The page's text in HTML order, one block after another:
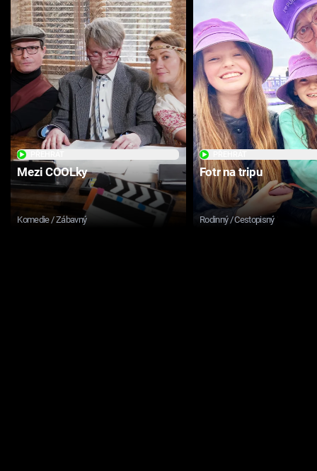
Mezi COOLky
Komedie / Zábavný
Fotr na tripu
Rodinný / Cestopisný